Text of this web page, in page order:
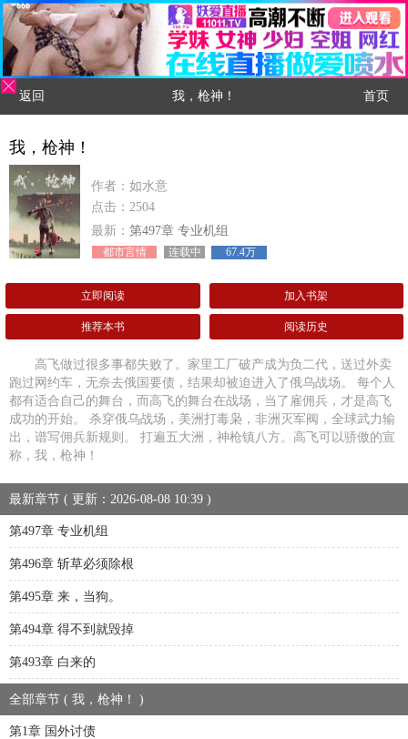
返回 我，枪神！ 首页
我，枪神！
作者：如水意
点击：2504
最新： 第497章 专业机组
都市言情 连载中 67.4万
立即阅读 加入书架
推荐本书 阅读历史
高飞做过很多事都失败了。家里工厂破产成为负二代，送过外卖
跑过网约车，无奈去俄国要债，结果却被迫进入了俄乌战场。 每个人
都有适合自己的舞台，而高飞的舞台在战场，当了雇佣兵，才是高飞
成功的开始。 杀穿俄乌战场，美洲打毒枭，非洲灭军阀，全球武力输
出，谱写佣兵新规则。 打遍五大洲，神枪镇八方。高飞可以骄傲的宣
称，我，枪神！
最新章节 ( 更新：2026-08-08 10:39 )
第497章 专业机组
第496章 斩草必须除根
第495章 来，当狗。
第494章 得不到就毁掉
第493章 白来的
全部章节 ( 我，枪神！ )
第1章 国外讨债